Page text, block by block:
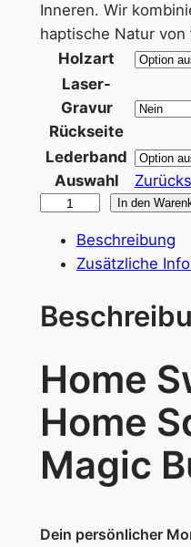
Inneren. Wir
haptische Natur
Holzart
Laser-
Gravur
Rückseite
Lederband
Auswahl
w
e
t
H
o
m
q
In den
Beschreibung
Zusätzliche
Home
Home
Magic
Dein persönlicher